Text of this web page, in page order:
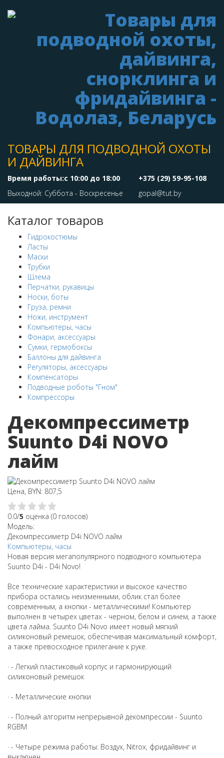
ТОВАРЫ ДЛЯ ПОДВОДНОЙ ОХОТЫ
И ДАЙВИНГА
Время работы:с 10:00 до 18:00
Выходной: Суббота - Воскресенье
+375 (29) 59-95-108
gopal@tut.by
Каталог товаров
Гидрокостюмы
Ласты
Маски
Трубки
Шлема
Перчатки, рукавицы
Носки, боты
Груза, ремни
Ножи, инструмент
Компьютеры, часы
Фонари, аксессуары
Сумки, гермобоксы
Баллоны для дайвинга
Регуляторы, аксессуары
Компенсаторы
Подводные роботы "Гном"
Компрессоры
Декомпрессиметр
Suunto D4i NOVO
лайм
Цена, BYN: 807,5
0.0/5 оценка (0 голосов)
Модель:
Декомпрессиметр D4i NOVO лайм
Компьютеры, часы
Новая версия мегапопулярного подводного компьютера
Suunto D4i - D4i Novo!
Все технические характеристики и высокое качество
прибора остались неизменными, облик стал более
современным, а кнопки - металлическими! Компьютер
выполнен в четырех цветах - черном, белом и синем, а также
цвета лайма. Suunto D4i Novo имеет новый мягкий
силиконовый ремешок, обеспечивая максимальный комфорт,
а также превосходное прилегание к руке.
· - Легкий пластиковый корпус и гармонирующий
силиконовый ремешок
· - Металлические кнопки
· - Полный алгоритм непрерывной декомпрессии - Suunto
RGBM
· - Четыре режима работы: Воздух, Nitrox, фридайвинг и